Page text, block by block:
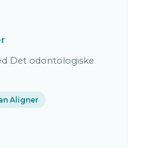
Det odontologiske
Aligner